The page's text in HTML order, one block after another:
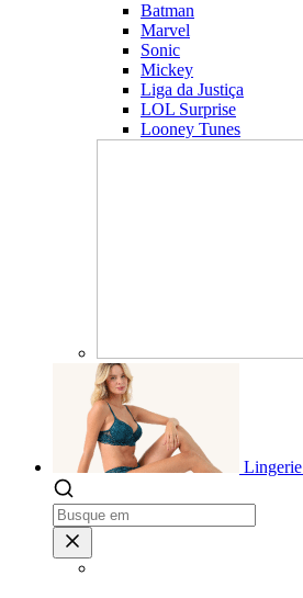
Batman
Marvel
Sonic
Mickey
Liga da Justiça
LOL Surprise
Looney Tunes
Lingerie